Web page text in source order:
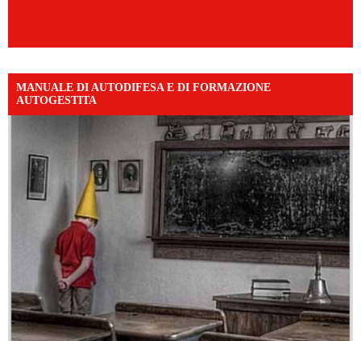
MANUALE DI AUTODIFESA E DI FORMAZIONE
AUTOGESTITA